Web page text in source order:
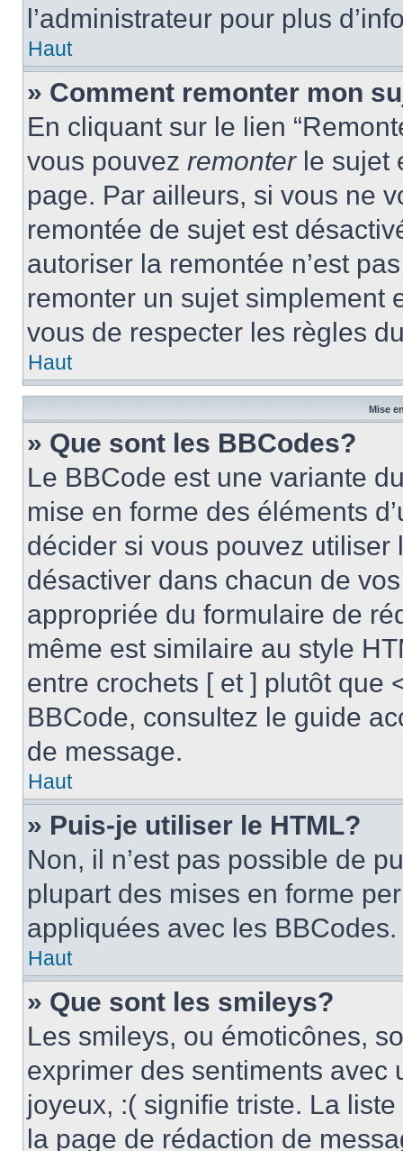
l’administrateur pour plus
Haut
» Comment remonter mon
En cliquant sur le lien
vous pouvez remonterle sujet
page. Par ailleurs, si vous ne
remontée de sujet est
autoriser la remontée n’est
remonter un sujet simplement
vous de respecter les règles
Haut
Mise
» Que sont les BBCodes?
Le BBCode est une variante
mise en forme des éléments
décider si vous pouvez
désactiver dans chacun de
appropriée du formulaire de
même est similaire au style
entre crochets [ et ] plutôt que
BBCode, consultez le guide
de message.
Haut
» Puis-je utiliser le HTML?
Non, il n’est pas possible de
plupart des mises en forme
appliquées avec les BBCodes.
Haut
» Que sont les smileys?
Les smileys, ou émoticônes,
exprimer des sentiments avec
joyeux, :( signifie triste. La
la page de rédaction de